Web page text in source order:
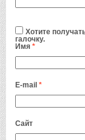
Хотите
галочку.
Имя *
E-mail *
Сайт